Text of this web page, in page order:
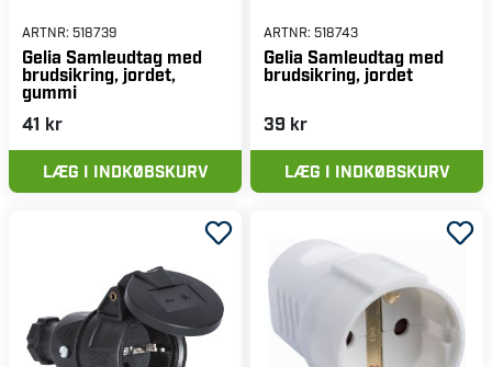
ARTNR: 518739
Gelia Samleudtag med
brudsikring, jordet,
gummi
41 kr
LÆG I INDKØBSKURV
ARTNR: 518743
Gelia Samleudtag med
brudsikring, jordet
39 kr
LÆG I INDKØBSKURV